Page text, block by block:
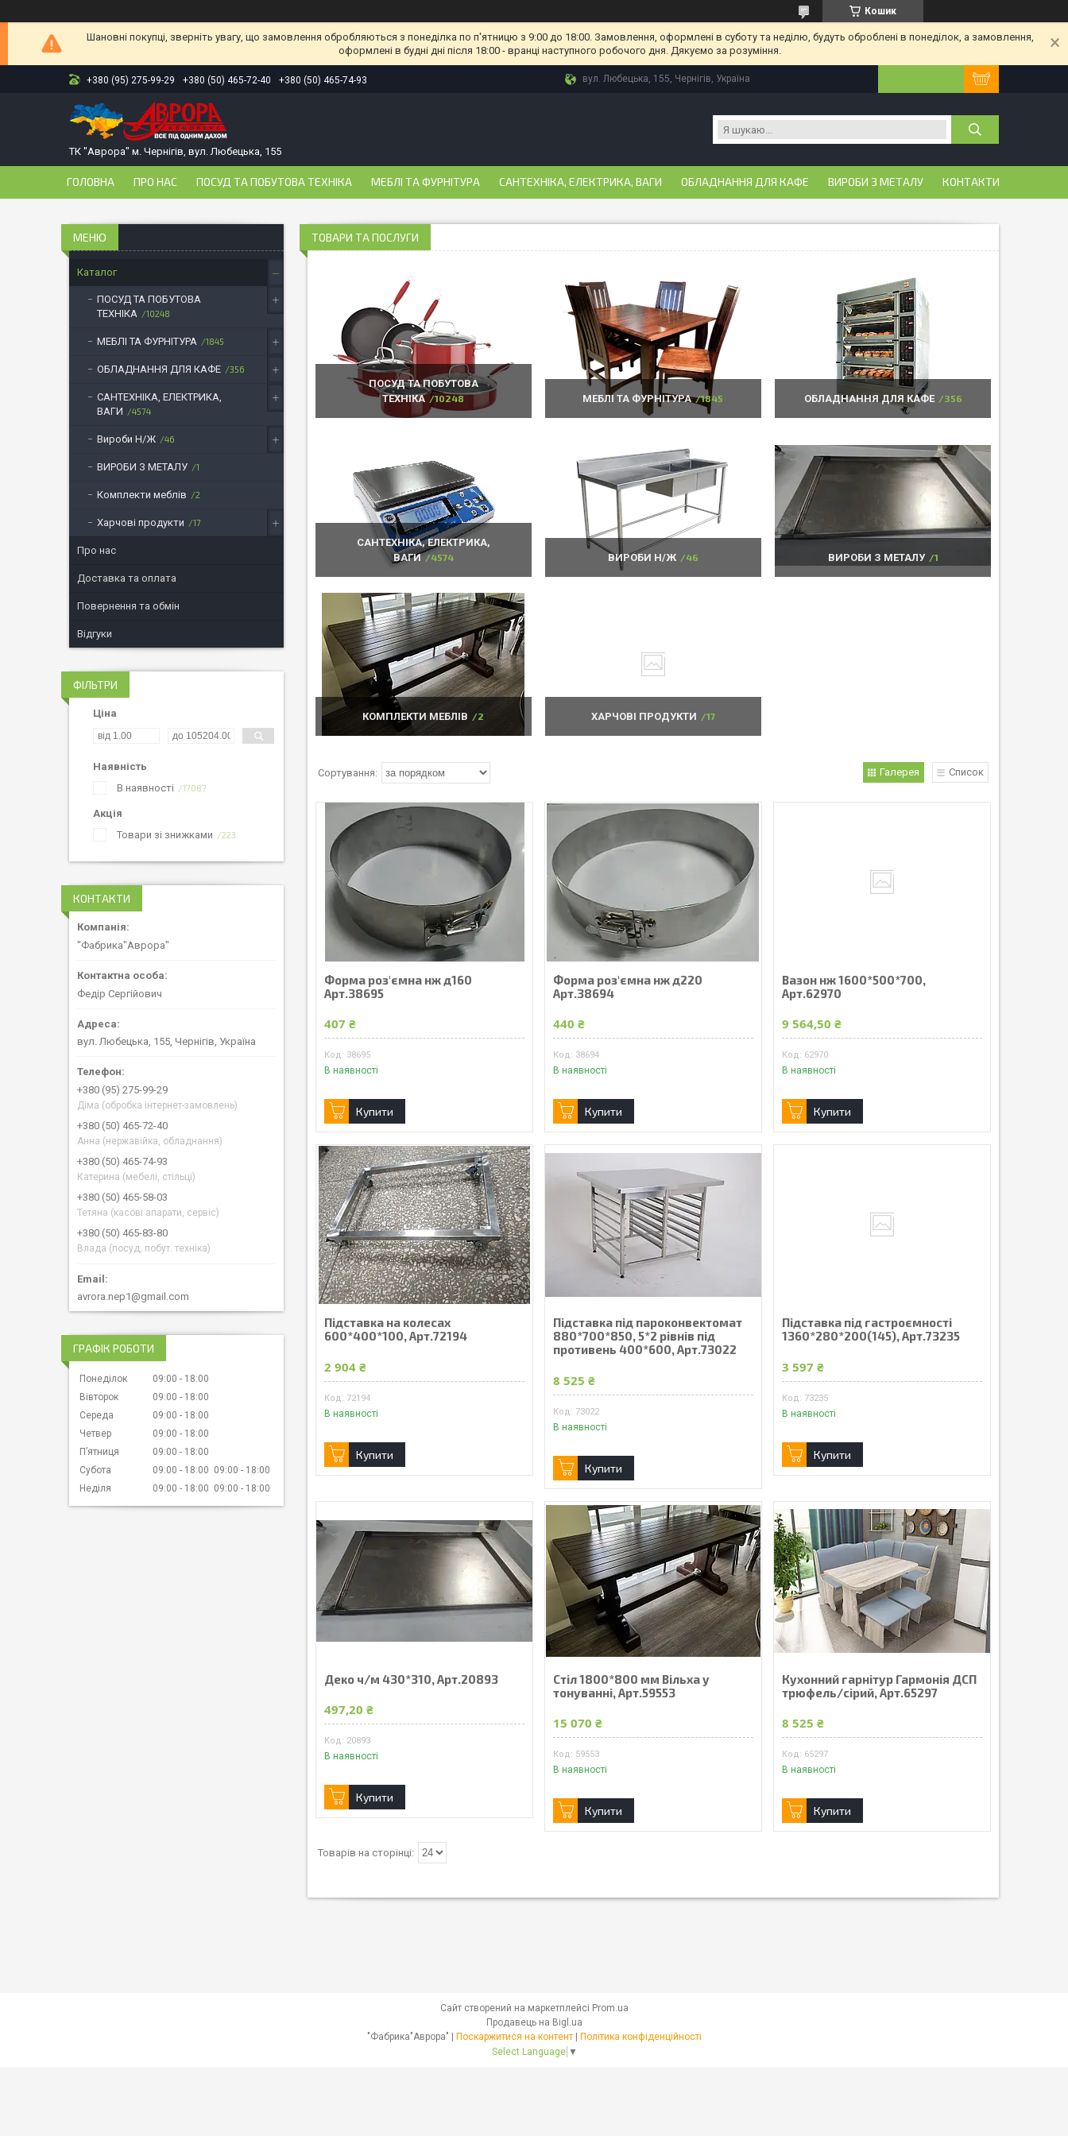
Кошик
Шановні покупці, зверніть увагу, що замовлення обробляються з понеділка по п'ятницю з 9:00 до 18:00. Замовлення, оформлені в суботу та неділю, будуть оброблені в понеділок, а замовлення,
оформлені в будні дні після 18:00 - вранці наступного робочого дня. Дякуємо за розуміння.
+380 (95) 275-99-29 +380 (50) 465-72-40 +380 (50) 465-74-93 вул. Любецька, 155, Чернігів, Україна
ТК "Аврора" м. Чернігів, вул. Любецька, 155
ГОЛОВНА ПРО НАС ПОСУД ТА ПОБУТОВА ТЕХНІКА МЕБЛІ ТА ФУРНІТУРА САНТЕХНІКА, ЕЛЕКТРИКА, ВАГИ ОБЛАДНАННЯ ДЛЯ КАФЕ ВИРОБИ З МЕТАЛУ КОНТАКТИ
ТОВАРИ ТА ПОСЛУГИ
ПОСУД ТА ПОБУТОВА
ТЕХНІКА
10248 МЕБЛІ ТА ФУРНІТУРА 1845 ОБЛАДНАННЯ ДЛЯ КАФЕ 356
САНТЕХНІКА, ЕЛЕКТРИКА,
ВАГИ
4574 ВИРОБИ Н/Ж 46 ВИРОБИ З МЕТАЛУ 1
КОМПЛЕКТИ МЕБЛІВ 2 ХАРЧОВІ ПРОДУКТИ 17
Галерея Список
Форма роз'ємна нж д160
Арт.38695
407 ₴
38695
В наявності
Купити
Форма роз'ємна нж д220
Арт.38694
440 ₴
38694
В наявності
Купити
Вазон нж 1600*500*700,
Арт.62970
9 564,50 ₴
62970
В наявності
Купити
Підставка на колесах
600*400*100, Арт.72194
2 904 ₴
72194
В наявності
Купити
Підставка під пароконвектомат
880*700*850, 5*2 рівнів під
противень 400*600, Арт.73022
8 525 ₴
73022
В наявності
Купити
Підставка під гастроємності
1360*280*200(145), Арт.73235
3 597 ₴
73235
В наявності
Купити
Деко ч/м 430*310, Арт.20893
497,20 ₴
20893
В наявності
Купити
Стіл 1800*800 мм Вільха у
тонуванні, Арт.59553
15 070 ₴
59553
В наявності
Купити
Кухонний гарнітур Гармонія ДСП
трюфель/сірий, Арт.65297
8 525 ₴
65297
В наявності
Купити
Каталог
ПОСУД ТА ПОБУТОВА
ТЕХНІКА
10248
МЕБЛІ ТА ФУРНІТУРА 1845
ОБЛАДНАННЯ ДЛЯ КАФЕ 356
САНТЕХНІКА, ЕЛЕКТРИКА,
ВАГИ
4574
Вироби Н/Ж 46
ВИРОБИ З МЕТАЛУ 1
Комплекти меблів 2
Харчові продукти 17
Про нас
Доставка та оплата
Повернення та обмін
Відгуки
ФІЛЬТРИ
Ціна
Наявність
В наявності
17087
Акція
Товари зі знижками
223
КОНТАКТИ
"Фабрика"Аврора"
Федір Сергійович
вул. Любецька, 155, Чернігів, Україна
+380 (95) 275-99-29
Діма (обробка інтернет-замовлень)
+380 (50) 465-72-40
Анна (нержавійка, обладнання)
+380 (50) 465-74-93
Катерина (мебелі, стільці)
+380 (50) 465-58-03
Тетяна (касові апарати, сервіс)
+380 (50) 465-83-80
Влада (посуд, побут. техніка)
avrora.nep1@gmail.com
ГРАФІК РОБОТИ
Понеділок 09:00
18:00
Вівторок
09:00
18:00
Середа
09:00
18:00
Четвер
09:00
18:00
Пʼятниця
09:00
18:00
Субота
09:00 18:00 09:00
18:00
Неділя
09:00 18:00 09:00 18:00
Сайт створений на маркетплейсі Prom.ua
Продавець на Bigl.ua
"Фабрика"Аврора" | Поскаржитися на контент | Політика конфіденційності
Select Language ▼